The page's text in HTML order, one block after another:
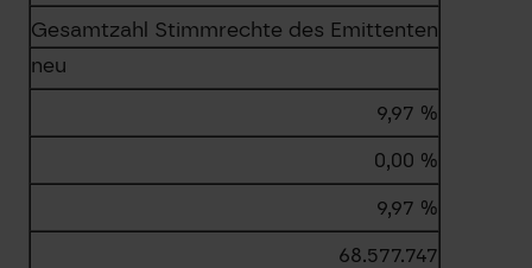
Gesamtzahl Stimmrechte des Emittenten
neu
9,97 %
0,00 %
9,97 %
68.577.747